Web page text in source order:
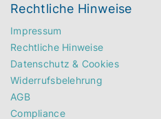
Rechtliche Hinweise
Impressum
Rechtliche Hinweise
Datenschutz & Cookies
Widerrufsbelehrung
AGB
Compliance